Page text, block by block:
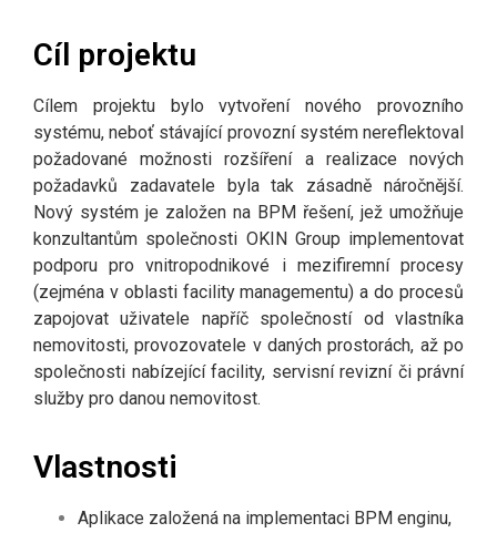
Cíl projektu
Cílem projektu bylo vytvoření nového provozního
systému, neboť stávající provozní systém nereflektoval
požadované možnosti rozšíření a realizace nových
požadavků zadavatele byla tak zásadně náročnější.
Nový systém je založen na BPM řešení, jež umožňuje
konzultantům společnosti OKIN Group implementovat
podporu pro vnitropodnikové i mezifiremní procesy
(zejména v oblasti facility managementu) a do procesů
zapojovat uživatele napříč společností od vlastníka
nemovitosti, provozovatele v daných prostorách, až po
společnosti nabízející facility, servisní revizní či právní
služby pro danou nemovitost.
Vlastnosti
Aplikace založená na implementaci BPM enginu,